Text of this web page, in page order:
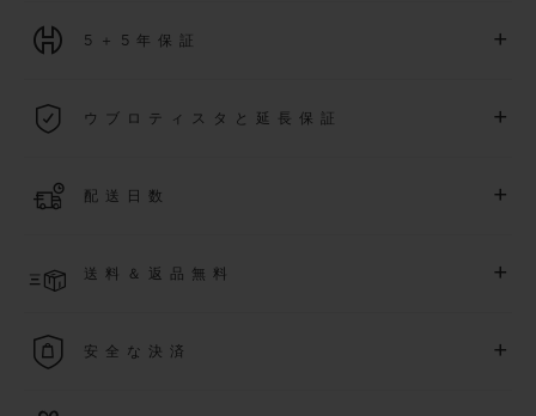
5＋5年保証 +
際保証が適用されます。
ウブロティスタと延長保証 +
月1 日以降に購入された時計を対象に、保証を
詳細を表示する
配送日数 +
より異なる場合がございます
送料＆返品無料 +
す
安全な決済 +